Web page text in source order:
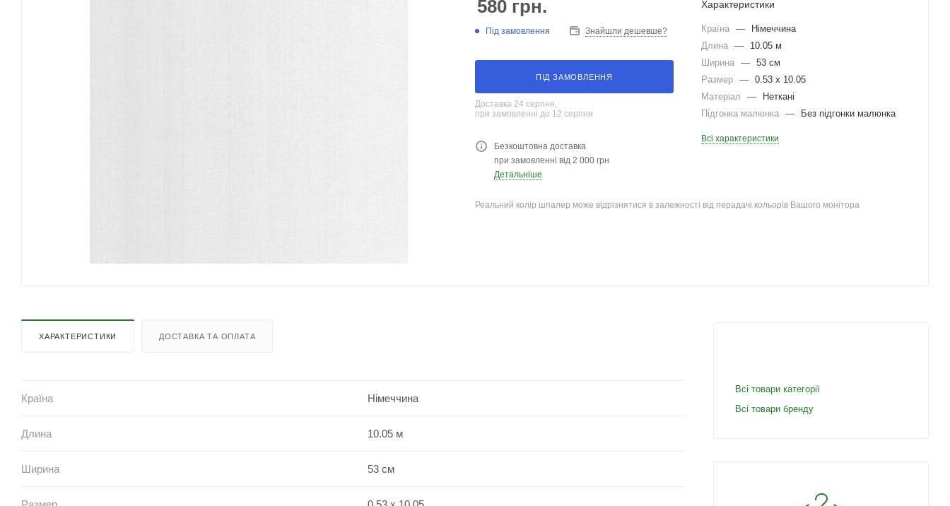
580 грн.
Під замовлення Знайшли дешевше?
ПІД ЗАМОВЛЕННЯ
Доставка 24 серпня,
при замовленні до 12 серпня
Безкоштовна доставка
при замовленні від 2 000 грн
Детальніше
Характеристики
Країна —
Німеччина
Длина —
10.05 м
Ширина — 53 см
Размер — 0.53 x 10.05
Матеріал
—
Неткані
Підгонка малюнка — Без підгонки малюнка
Всі характеристики
Реальний колір шпалер може відрізнятися в залежності від перадачі кольорів Вашого монітора
ХАРАКТЕРИСТИКИ ДОСТАВКА ТА ОПЛАТА
Країна Німеччина
Длина 10.05 м
Ширина 53 см
Всі товари категорії
Всі товари бренду